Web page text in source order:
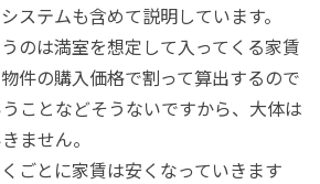
ステムも含めて説明しています。
のは満室を想定して入ってくる家賃
件の購入価格で割って算出するので
ことなどそうないですから、大体は
ません。
ごとに家賃は安くなっていきます